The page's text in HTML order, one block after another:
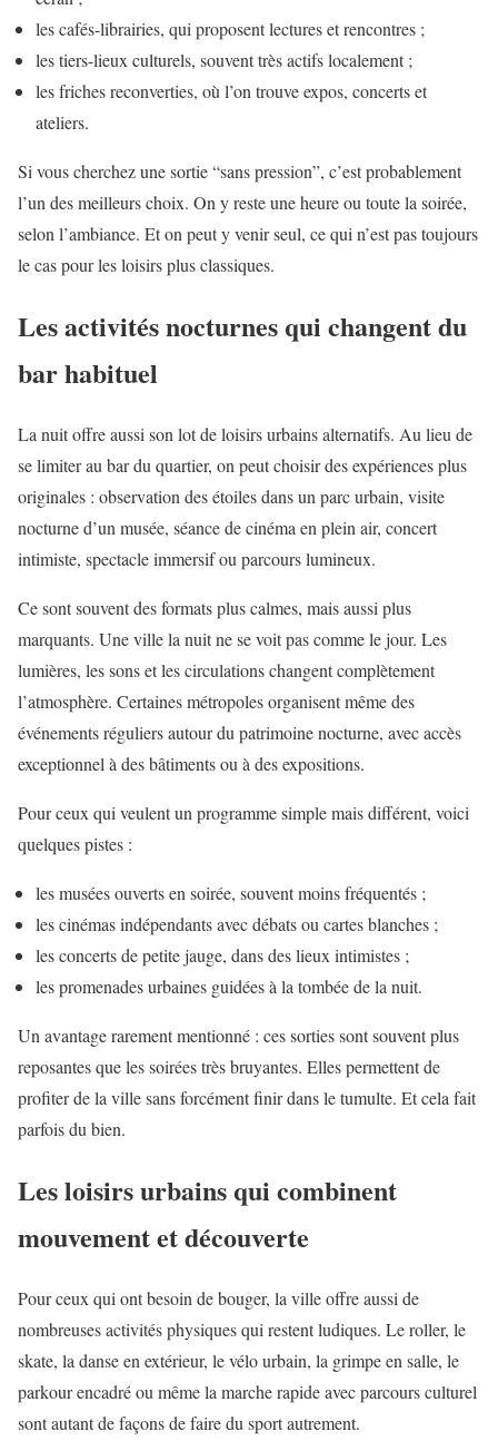
les cafés-librairies, qui proposent lectures et rencontres ;
les tiers-lieux culturels, souvent très actifs localement ;
les friches reconverties, où l’on trouve expos, concerts et
ateliers.
Si vous cherchez une sortie “sans pression”, c’est probablement
l’un des meilleurs choix. On y reste une heure ou toute la soirée,
selon l’ambiance. Et on peut y venir seul, ce qui n’est pas toujours
le cas pour les loisirs plus classiques.
Les activités nocturnes qui changent du
bar habituel
La nuit offre aussi son lot de loisirs urbains alternatifs. Au lieu de
se limiter au bar du quartier, on peut choisir des expériences plus
originales : observation des étoiles dans un parc urbain, visite
nocturne d’un musée, séance de cinéma en plein air, concert
intimiste, spectacle immersif ou parcours lumineux.
Ce sont souvent des formats plus calmes, mais aussi plus
marquants. Une ville la nuit ne se voit pas comme le jour. Les
lumières, les sons et les circulations changent complètement
l’atmosphère. Certaines métropoles organisent même des
événements réguliers autour du patrimoine nocturne, avec accès
exceptionnel à des bâtiments ou à des expositions.
Pour ceux qui veulent un programme simple mais différent, voici
quelques pistes :
les musées ouverts en soirée, souvent moins fréquentés ;
les cinémas indépendants avec débats ou cartes blanches ;
les concerts de petite jauge, dans des lieux intimistes ;
les promenades urbaines guidées à la tombée de la nuit.
Un avantage rarement mentionné : ces sorties sont souvent plus
reposantes que les soirées très bruyantes. Elles permettent de
profiter de la ville sans forcément finir dans le tumulte. Et cela fait
parfois du bien.
Les loisirs urbains qui combinent
mouvement et découverte
Pour ceux qui ont besoin de bouger, la ville offre aussi de
nombreuses activités physiques qui restent ludiques. Le roller, le
skate, la danse en extérieur, le vélo urbain, la grimpe en salle, le
parkour encadré ou même la marche rapide avec parcours culturel
sont autant de façons de faire du sport autrement.